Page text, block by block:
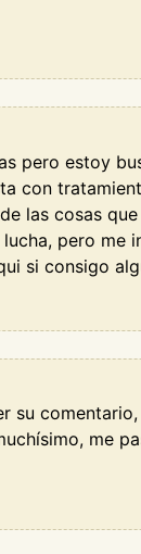
pero estoy
con
las cosas
pero me
si consigo
su
me